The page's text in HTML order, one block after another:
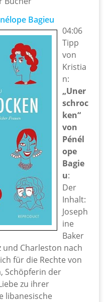
Bagieu
04:06
Tipp
von
Kristia
n:
„Uner
schroc
ken“
von
Pénél
ope
Bagie
u:
Der
Inhalt:
Joseph
ine
Baker
und Charleston nach
für die Rechte von
Schöpferin der
zu ihrer
libanesische